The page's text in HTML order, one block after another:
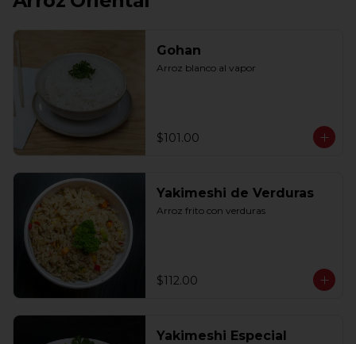
Gohan
Arroz blanco al vapor
$101.00
Yakimeshi de Verduras
Arroz frito con verduras
$112.00
Yakimeshi Especial